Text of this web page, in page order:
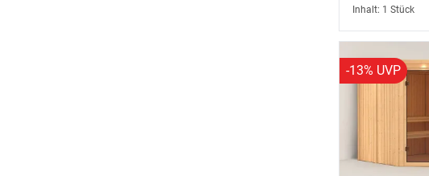
Inhalt: 1 Stück
-13% UVP